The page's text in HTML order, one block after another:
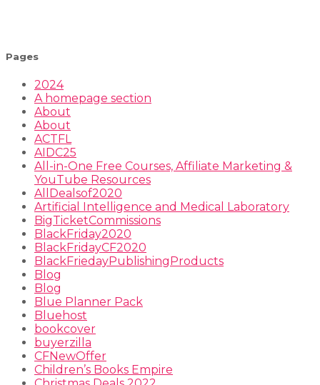
Pages
2024
A homepage section
About
About
ACTFL
AIDC25
All-in-One Free Courses, Affiliate Marketing &
YouTube Resources
AllDealsof2020
Artificial Intelligence and Medical Laboratory
BigTicketCommissions
BlackFriday2020
BlackFridayCF2020
BlackFriedayPublishingProducts
Blog
Blog
Blue Planner Pack
Bluehost
bookcover
buyerzilla
CFNewOffer
Children’s Books Empire